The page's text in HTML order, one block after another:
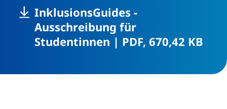
InklusionsGuides -
Ausschreibung für
Studentinnen | PDF, 670,42 KB